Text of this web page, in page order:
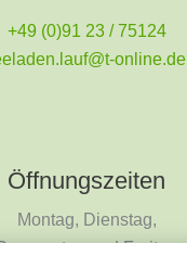
+49 (0)91 23 / 75124
online.de
Öffnungszeiten
Montag, Dienstag,
und Freitag